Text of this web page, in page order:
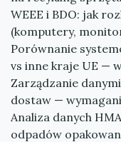
WEEE i BDO: jak
(komputery,
Porównanie
vs inne kraje UE —
Zarządzanie
dostaw —
Analiza danych
odpadów